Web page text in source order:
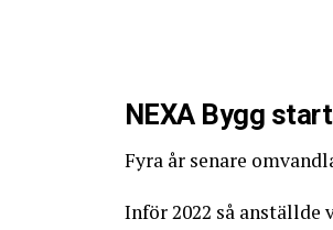
NEXA Bygg
Fyra år senare
Inför 2022 så anställde